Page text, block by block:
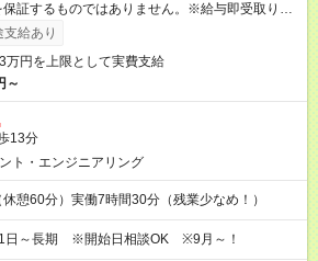
証するものではありません。※給与即受取りサ
利用条件有）
給あり
万円を上限として実費支給
～
13分
ト・エンジニアリング
憩60分）実働7時間30分（残業少なめ！）
日～長期 ※開始日相談OK ※9月～！